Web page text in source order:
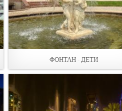
ФОНТАН - ДЕТИ